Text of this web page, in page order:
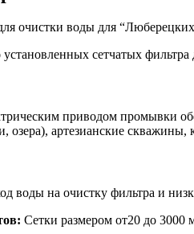
очистки воды для
установленных сетчатых
приводом промывки
озера), артезианские скважины,
воды на очистку фильтра и
Сетки размером от20 до 3000